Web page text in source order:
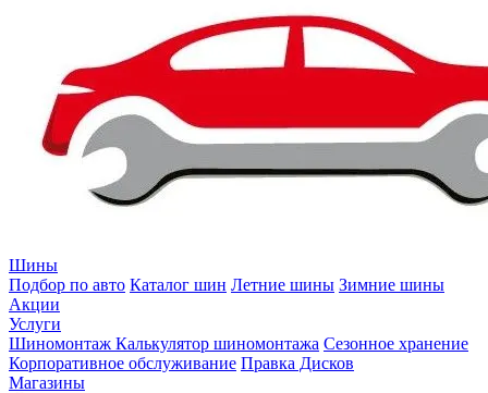
Шины
Подбор по авто Каталог шин Летние шины Зимние шины
Акции
Услуги
Шиномонтаж Калькулятор шиномонтажа Сезонное хранение
Корпоративное обслуживание Правка Дисков
Магазины